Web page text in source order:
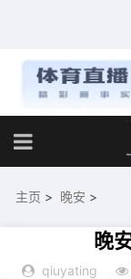
主页 > 晚安 >
晚
qiuyating